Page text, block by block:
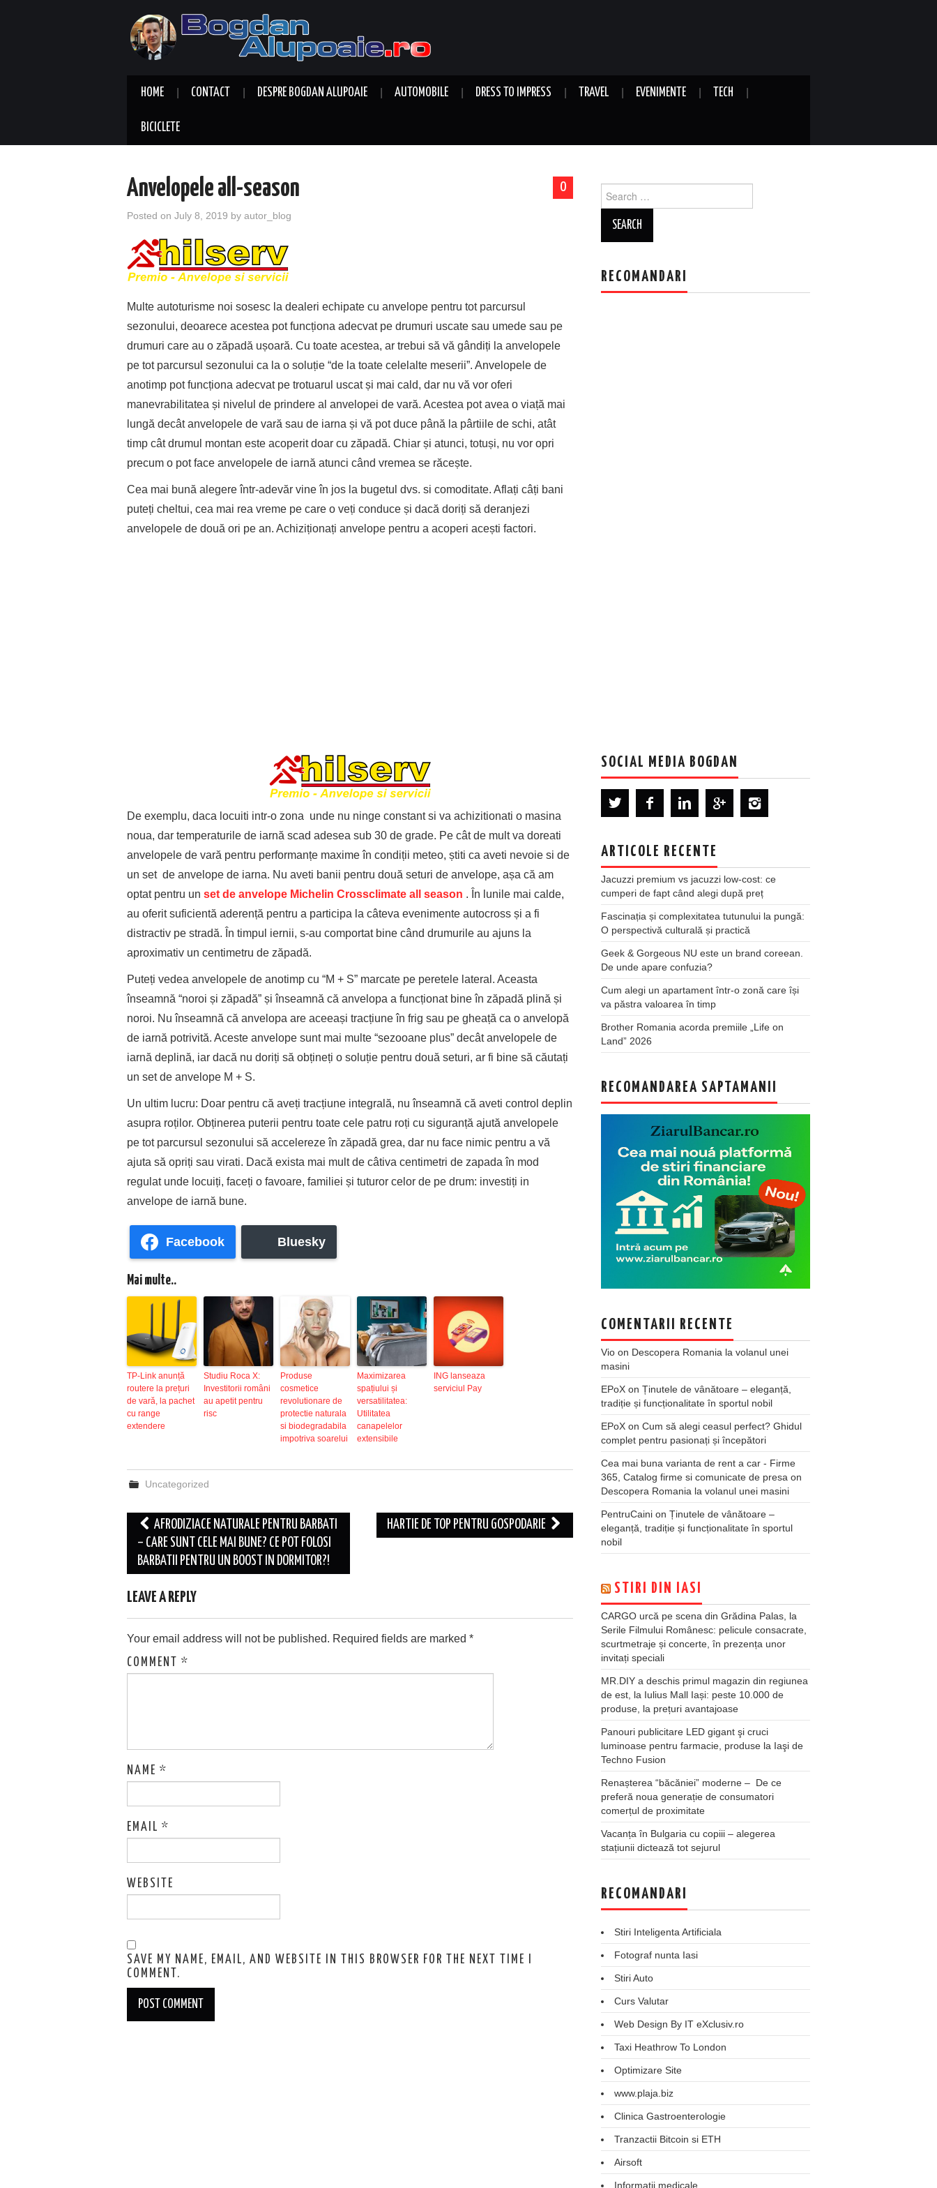
HOME CONTACT DESPRE BOGDAN ALUPOAIE AUTOMOBILE DRESS TO IMPRESS TRAVEL EVENIMENTE TECH
BICICLETE
0
Anvelopele all-season
Posted on July 8, 2019 by autor_blog
Multe autoturisme noi sosesc la dealeri echipate cu anvelope pentru tot parcursul
sezonului, deoarece acestea pot funcționa adecvat pe drumuri uscate sau umede sau pe
drumuri care au o zăpadă ușoară. Cu toate acestea, ar trebui să vă gândiți la anvelopele
pe tot parcursul sezonului ca la o soluție “de la toate celelalte meserii”. Anvelopele de
anotimp pot funcționa adecvat pe trotuarul uscat și mai cald, dar nu vă vor oferi
manevrabilitatea și nivelul de prindere al anvelopei de vară. Acestea pot avea o viață mai
lungă decât anvelopele de vară sau de iarna și vă pot duce până la pârtiile de schi, atât
timp cât drumul montan este acoperit doar cu zăpadă. Chiar și atunci, totuși, nu vor opri
precum o pot face anvelopele de iarnă atunci când vremea se răcește.
Cea mai bună alegere într-adevăr vine în jos la bugetul dvs. si comoditate. Aflați câți bani
puteți cheltui, cea mai rea vreme pe care o veți conduce și dacă doriți să deranjezi
anvelopele de două ori pe an. Achiziționați anvelope pentru a acoperi acești factori.
De exemplu, daca locuiti intr-o zona unde nu ninge constant si va achizitionati o masina
noua, dar temperaturile de iarnă scad adesea sub 30 de grade. Pe cât de mult va doreati
anvelopele de vară pentru performanțe maxime în condiții meteo, știti ca aveti nevoie si de
un set de anvelope de iarna. Nu aveti banii pentru două seturi de anvelope, așa că am
optat pentru un set de anvelope Michelin Crossclimate all season . În lunile mai calde,
au oferit suficientă aderență pentru a participa la câteva evenimente autocross și a fi
distractiv pe stradă. În timpul iernii, s-au comportat bine când drumurile au ajuns la
aproximativ un centimetru de zăpadă.
Puteți vedea anvelopele de anotimp cu “M + S” marcate pe peretele lateral. Aceasta
înseamnă “noroi și zăpadă” și înseamnă că anvelopa a funcționat bine în zăpadă plină și
noroi. Nu înseamnă că anvelopa are aceeași tracțiune în frig sau pe gheață ca o anvelopă
de iarnă potrivită. Aceste anvelope sunt mai multe “sezooane plus” decât anvelopele de
iarnă deplină, iar dacă nu doriți să obțineți o soluție pentru două seturi, ar fi bine să căutați
un set de anvelope M + S.
Un ultim lucru: Doar pentru că aveți tracțiune integrală, nu înseamnă că aveti control deplin
asupra roților. Obținerea puterii pentru toate cele patru roți cu siguranță ajută anvelopele
pe tot parcursul sezonului să accelereze în zăpadă grea, dar nu face nimic pentru a vă
ajuta să opriți sau virati. Dacă exista mai mult de câtiva centimetri de zapada în mod
regulat unde locuiți, faceți o favoare, familiei și tuturor celor de pe drum: investiți in
anvelope de iarnă bune.
Facebook Bluesky
Mai multe..
TP-Link anunță
routere la prețuri
de vară, la pachet
cu range
extendere
Studiu Roca X:
Investitorii români
au apetit pentru
risc
Produse
cosmetice
revolutionare de
protectie naturala
si biodegradabila
impotriva soarelui
Maximizarea
spațiului și
versatilitatea:
Utilitatea
canapelelor
extensibile
ING lanseaza
serviciul Pay
Uncategorized
Post
navigation
AFRODIZIACE NATURALE PENTRU BARBATI
– CARE SUNT CELE MAI BUNE? CE POT FOLOSI
BARBATII PENTRU UN BOOST IN DORMITOR?!
HARTIE DE TOP PENTRU GOSPODARIE
LEAVE A REPLY
Your email address will not be published. Required fields are marked *
COMMENT *
NAME *
EMAIL *
WEBSITE
SAVE MY NAME, EMAIL, AND WEBSITE IN THIS BROWSER FOR THE NEXT TIME I
COMMENT.
for:
RECOMANDARI
SOCIAL MEDIA BOGDAN
ARTICOLE RECENTE
Jacuzzi premium vs jacuzzi low-cost: ce
cumperi de fapt când alegi după preț
Fascinația și complexitatea tutunului la pungă:
O perspectivă culturală și practică
Geek & Gorgeous NU este un brand coreean.
De unde apare confuzia?
Cum alegi un apartament într-o zonă care își
va păstra valoarea în timp
Brother Romania acorda premiile „Life on
Land” 2026
RECOMANDAREA SAPTAMANII
COMENTARII RECENTE
Vio on Descopera Romania la volanul unei
masini
EPoX on Ținutele de vânătoare – eleganță,
tradiție și funcționalitate în sportul nobil
EPoX on Cum să alegi ceasul perfect? Ghidul
complet pentru pasionați și începători
Cea mai buna varianta de rent a car - Firme
365, Catalog firme si comunicate de presa on
Descopera Romania la volanul unei masini
PentruCaini on Ținutele de vânătoare –
eleganță, tradiție și funcționalitate în sportul
nobil
STIRI DIN IASI
CARGO urcă pe scena din Grădina Palas, la
Serile Filmului Românesc: pelicule consacrate,
scurtmetraje și concerte, în prezența unor
invitați speciali
MR.DIY a deschis primul magazin din regiunea
de est, la Iulius Mall Iași: peste 10.000 de
produse, la prețuri avantajoase
Panouri publicitare LED gigant şi cruci
luminoase pentru farmacie, produse la Iaşi de
Techno Fusion
Renașterea “băcăniei” moderne – De ce
preferă noua generație de consumatori
comerțul de proximitate
Vacanța în Bulgaria cu copiii – alegerea
stațiunii dictează tot sejurul
RECOMANDARI
Stiri Inteligenta Artificiala
Fotograf nunta Iasi
Stiri Auto
Curs Valutar
Web Design By IT eXclusiv.ro
Taxi Heathrow To London
Optimizare Site
www.plaja.biz
Clinica Gastroenterologie
Tranzactii Bitcoin si ETH
Airsoft
Informatii medicale